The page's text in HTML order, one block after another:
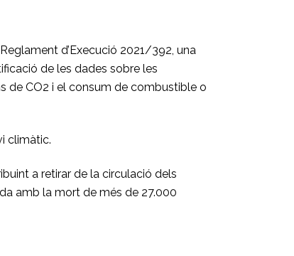
d’Execució 2021/392, una
de les dades sobre les
de CO2 i el consum de combustible o
climàtic.
a retirar de la circulació dels
amb la mort de més de 27.000